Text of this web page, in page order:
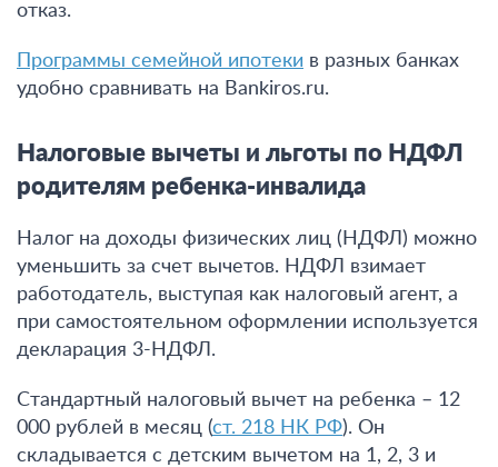
отказ.
Программы семейной ипотеки в разных банках
удобно сравнивать на Bankiros.ru.
Налоговые вычеты и льготы по НДФЛ
родителям ребенка-инвалида
Налог на доходы физических лиц (НДФЛ) можно
уменьшить за счет вычетов. НДФЛ взимает
работодатель, выступая как налоговый агент, а
при самостоятельном оформлении используется
декларация 3-НДФЛ.
Стандартный налоговый вычет на ребенка – 12
000 рублей в месяц (ст. 218 НК РФ). Он
складывается с детским вычетом на 1, 2, 3 и